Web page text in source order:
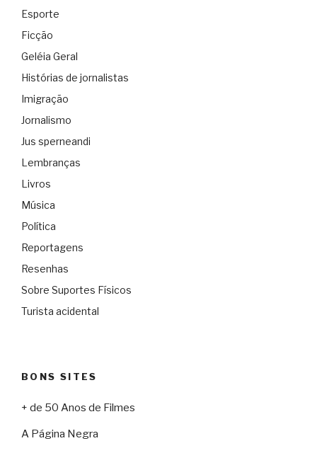
Esporte
Ficção
Geléia Geral
Histórias de jornalistas
Imigração
Jornalismo
Jus sperneandi
Lembranças
Livros
Música
Política
Reportagens
Resenhas
Sobre Suportes Físicos
Turista acidental
BONS SITES
+ de 50 Anos de Filmes
A Página Negra